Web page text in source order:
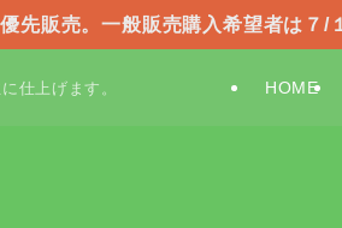
先販売。一般販売購入希望者は７
仕上げます。 HOME